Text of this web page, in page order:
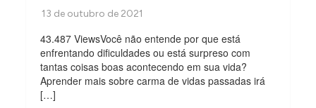
43.487 ViewsVocê não entende por que está
enfrentando dificuldades ou está surpreso com
tantas coisas boas acontecendo em sua vida?
Aprender mais sobre carma de vidas passadas irá
[…]